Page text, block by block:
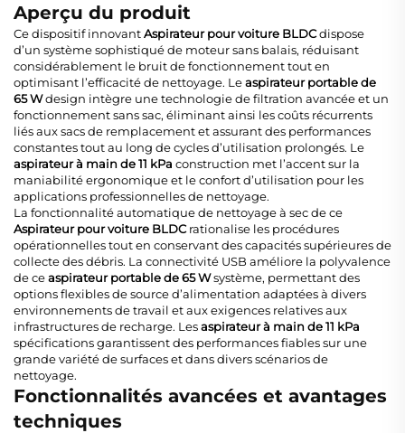
Aperçu du produit
Ce dispositif innovantAspirateur pour voiture BLDCdispose
d’un système sophistiqué de moteur sans balais, réduisant
considérablement le bruit de fonctionnement tout en
optimisant l’efficacité de nettoyage. Leaspirateur portable de
65 Wdesign intègre une technologie de filtration avancée et un
fonctionnement sans sac, éliminant ainsi les coûts récurrents
liés aux sacs de remplacement et assurant des performances
constantes tout au long de cycles d’utilisation prolongés. Le
aspirateur à main de 11 kPa construction met l’accent sur la
maniabilité ergonomique et le confort d’utilisation pour les
applications professionnelles de nettoyage.
La fonctionnalité automatique de nettoyage à sec de ce
Aspirateur pour voiture BLDCrationalise les procédures
opérationnelles tout en conservant des capacités supérieures de
collecte des débris. La connectivité USB améliore la polyvalence
de ceaspirateur portable de 65 Wsystème, permettant des
options flexibles de source d’alimentation adaptées à divers
environnements de travail et aux exigences relatives aux
infrastructures de recharge. Lesaspirateur à main de 11 kPa
spécifications garantissent des performances fiables sur une
grande variété de surfaces et dans divers scénarios de
nettoyage.
Fonctionnalités avancées et avantages
techniques